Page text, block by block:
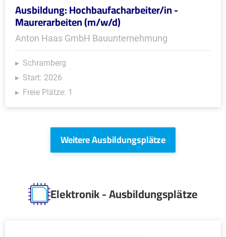
Ausbildung: Hochbaufacharbeiter/in -
Maurerarbeiten (m/w/d)
Anton Haas GmbH Bauunternehmung
Schramberg
Start: 2026
Freie Plätze: 1
Weitere Ausbildungsplätze
Elektronik - Ausbildungsplätze